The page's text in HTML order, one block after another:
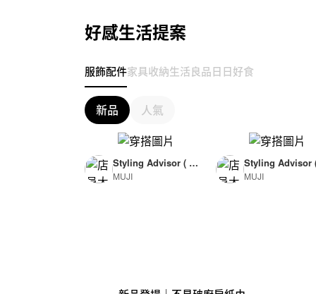
好感生活提案
服飾配件家具收納生活良品日日好食
新品 人氣
Styling Advisor ( F
or Woman )
MUJI
Styling Advisor
or Man )
MUJI